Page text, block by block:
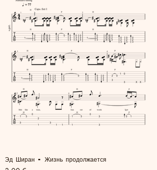
Эд Ширан - Жизнь продолжается